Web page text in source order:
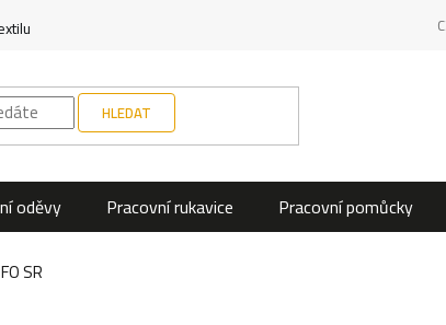
HLEDAT
oděvy Pracovní rukavice Pracovní pomůcky
SR